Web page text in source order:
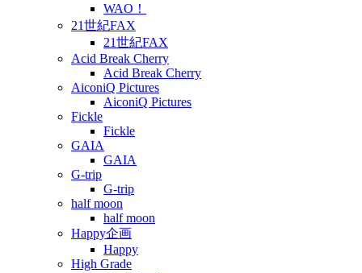
WAO！
21世紀FAX
21世紀FAX
Acid Break Cherry
Acid Break Cherry
AiconiQ Pictures
AiconiQ Pictures
Fickle
Fickle
GAIA
GAIA
G-trip
G-trip
half moon
half moon
Happy企画
Happy
High Grade